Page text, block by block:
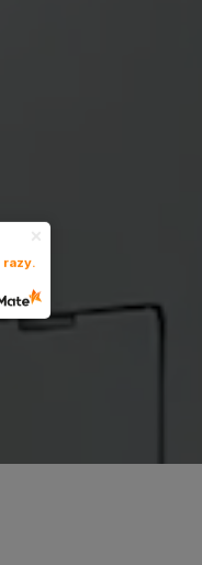
razy.